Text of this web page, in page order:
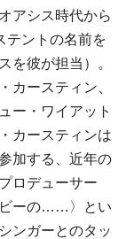
アシス時代から
テントの名前を
を彼が担当）。
カースティン、
ー・ワイアット
カースティンは
加する、近年の
ロデューサー
ビーの……〉とい
ンガーとのタッ